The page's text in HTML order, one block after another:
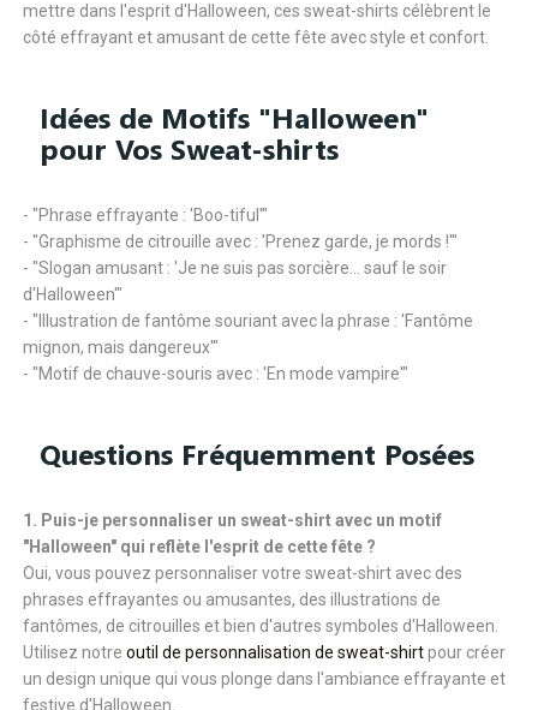
mettre dans l'esprit d'Halloween, ces sweat-shirts célèbrent le
côté effrayant et amusant de cette fête avec style et confort.
Idées de Motifs "Halloween"
pour Vos Sweat-shirts
- "Phrase effrayante : 'Boo-tiful'"
- "Graphisme de citrouille avec : 'Prenez garde, je mords !'"
- "Slogan amusant : 'Je ne suis pas sorcière... sauf le soir
d'Halloween'"
- "Illustration de fantôme souriant avec la phrase : 'Fantôme
mignon, mais dangereux'"
- "Motif de chauve-souris avec : 'En mode vampire'"
Questions Fréquemment Posées
1. Puis-je personnaliser un sweat-shirt avec un motif
"Halloween" qui reflète l'esprit de cette fête ?
Oui, vous pouvez personnaliser votre sweat-shirt avec des
phrases effrayantes ou amusantes, des illustrations de
fantômes, de citrouilles et bien d'autres symboles d'Halloween.
Utilisez notre outil de personnalisation de sweat-shirtpour créer
un design unique qui vous plonge dans l'ambiance effrayante et
festive d'Halloween.